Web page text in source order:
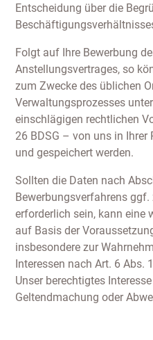
Entscheidung über die
Folgt auf Ihre Bewerbung
Anstellungsvertrages, so
zum Zwecke des üblichen
Verwaltungsprozesses
einschlägigen rechtlichen
26 BDSG – von uns in
und gespeichert werden.
Sollten die Daten nach
Bewerbungsverfahrens
erforderlich sein, kann eine
auf Basis der
insbesondere zur
Interessen nach Art. 6 Abs.
Unser berechtigtes
Geltendmachung oder